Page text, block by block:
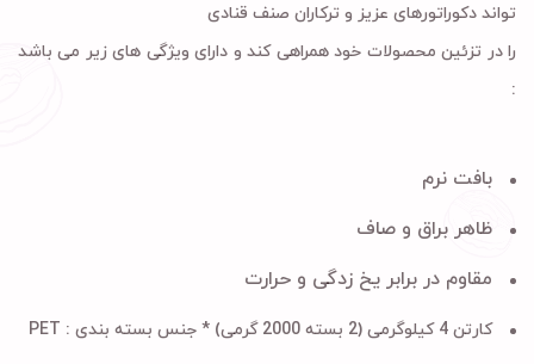
تواند دکوراتورهای عزیز و ترکاران صنف قنادی
را در تزئین محصولات خود همراهی کند و دارای ویژگی های زیر می باشد
:
بافت نرم
ظاهر براق و صاف
‏مقاوم در برابر یخ زدگی و حرارت
کارتن 4 کیلوگرمی (2 بسته 2000 گرمی) * جنس بسته بندی : PET